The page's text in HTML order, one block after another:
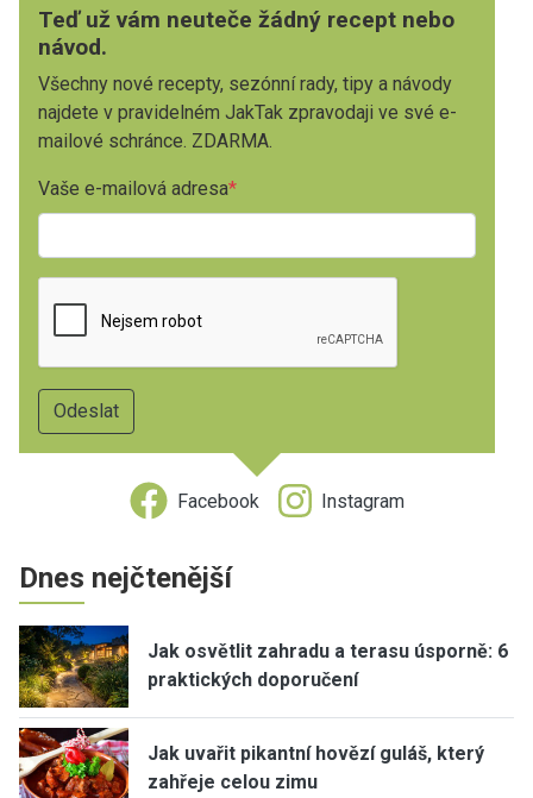
Teď už vám neuteče žádný recept nebo
návod.
Všechny nové recepty, sezónní rady, tipy a návody
najdete v pravidelném JakTak zpravodaji ve své e-
mailové schránce. ZDARMA.
Vaše e-mailová adresa
Facebook Instagram
Dnes nejčtenější
Jak osvětlit zahradu a terasu úsporně: 6
praktických doporučení
Jak uvařit pikantní hovězí guláš, který
zahřeje celou zimu